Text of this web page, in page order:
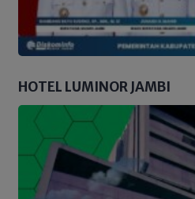
HOTEL LUMINOR JAMBI